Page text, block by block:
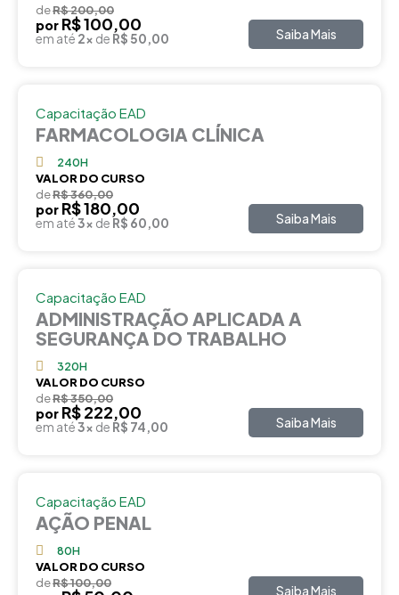
deR$ 200,00
por R$ 100,00
em até 2x de R$ 50,00 Saiba Mais
Capacitação EAD
FARMACOLOGIA CLÍNICA
240H
VALOR DO CURSO
deR$ 360,00
por R$ 180,00
em até3x de R$ 60,00 Saiba Mais
Capacitação EAD
ADMINISTRAÇÃO APLICADA A
SEGURANÇA DO TRABALHO
320H
VALOR DO CURSO
deR$ 350,00
por R$ 222,00
em até3x de R$ 74,00 Saiba Mais
Capacitação EAD
AÇÃO PENAL
80H
VALOR DO CURSO
deR$ 100,00
Saiba Mais